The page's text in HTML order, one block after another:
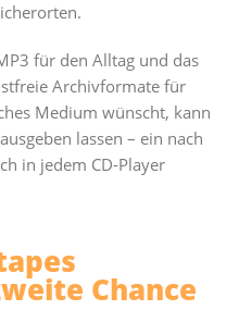
für den Alltag und das
Archivformate für
Medium wünscht, kann
ausgeben lassen – ein nach
in jedem CD-Player
Chance